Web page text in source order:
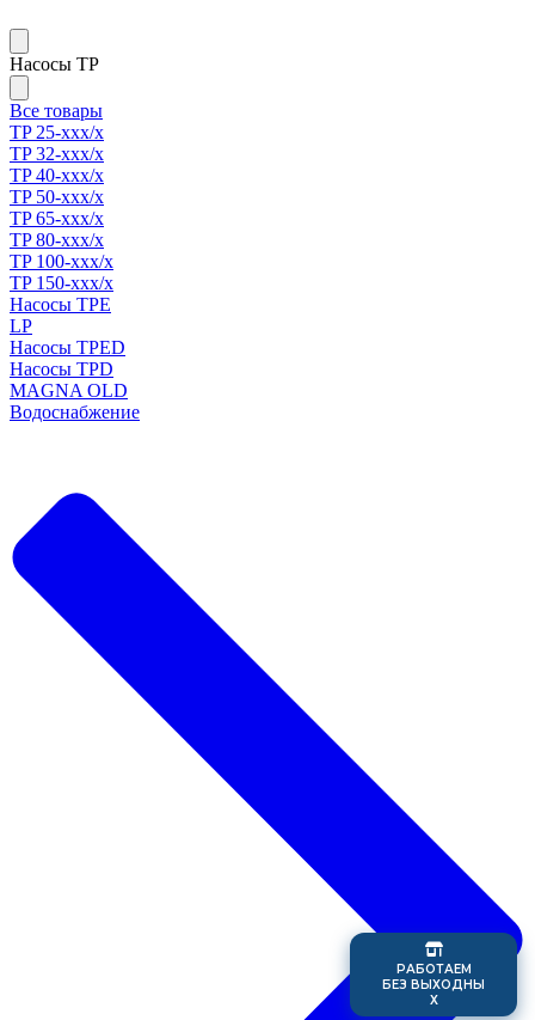
Насосы TP
Все товары
TP 25-xxx/x
TP 32-xxx/x
TP 40-xxx/x
TP 50-xxx/x
TP 65-xxx/x
TP 80-xxx/x
TP 100-xxx/x
TP 150-xxx/x
Насосы TPE
LP
Насосы TPED
Насосы TPD
MAGNA OLD
Водоснабжение
РАБОТАЕМ
БЕЗ ВЫХОДНЫ
Х